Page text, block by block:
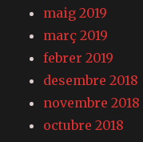
maig 2019
març 2019
febrer 2019
desembre 2018
novembre 2018
octubre 2018